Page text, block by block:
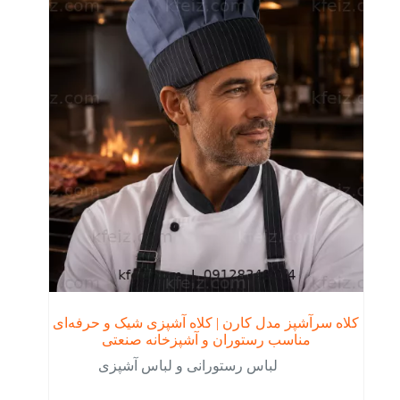
کلاه سرآشپز مدل کارن | کلاه آشپزی شیک و حرفه‌ای
مناسب رستوران و آشپزخانه صنعتی
لباس رستورانی و لباس آشپزی